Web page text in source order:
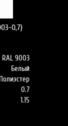
0,7)
RAL 9003
Белый
Полиэстер
0.7
1.15